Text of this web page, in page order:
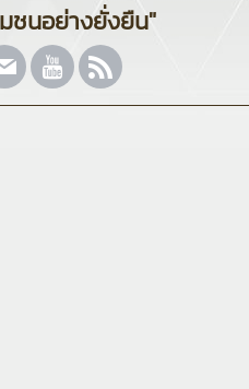
ชนอย่างยั่งยืน"